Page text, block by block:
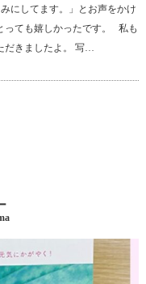
にしてます。」とお声をかけ
っても嬉しかったです。 私も
だきましたよ。 写…